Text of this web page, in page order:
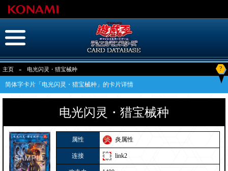
主页 » 电光闪灵・猎宝械种 ?
简体字卡片「电光闪灵・猎宝械种」的卡片详情
电光闪灵・猎宝械种
属性 炎属性
连接 link2